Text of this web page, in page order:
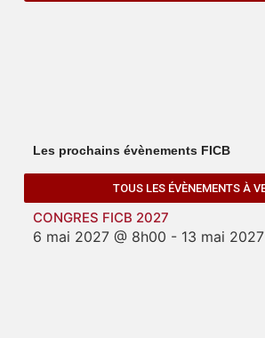
Les prochains évènements FICB
TOUS LES ÉVÈNEMENTS À
CONGRES FICB 2027
6 mai 2027 @ 8h00 - 13 mai